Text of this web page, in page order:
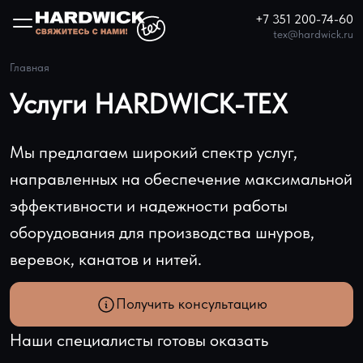
+7 351 200-74-60
tex@hardwick.ru
Главная
Услуги HARDWICK-TEX
Мы предлагаем широкий спектр услуг,
направленных на обеспечение максимальной
эффективности и надежности работы
оборудования для производства шнуров,
веревок, канатов и нитей.
Получить консультацию
Наши специалисты готовы оказать